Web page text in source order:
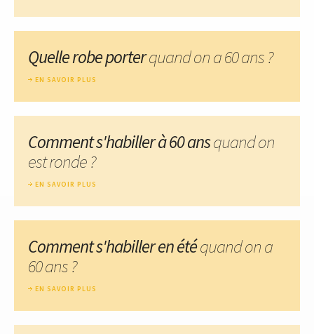
Quelle robe porterquand on a 60 ans ?
EN SAVOIR PLUS
Comment s'habiller à 60 ansquand on
est ronde ?
EN SAVOIR PLUS
Comment s'habiller en étéquand on a
60 ans ?
EN SAVOIR PLUS